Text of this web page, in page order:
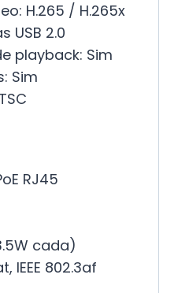
H.265 / H.265x
USB 2.0
playback: Sim
Sim
RJ45
cada)
IEEE 802.3af